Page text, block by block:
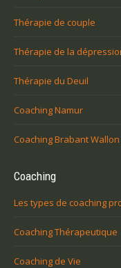
Thérapie de couple
Thérapie de la
Thérapie du Deuil
Coaching Namur
Coaching Brabant Wallon
Coaching
Les types de coaching
Coaching Thérapeutique
Coaching de Vie